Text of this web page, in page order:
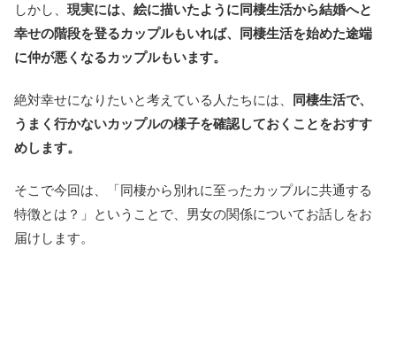
しかし、 現実には、絵に描いたように同棲生活から結婚へと
幸せの階段を登るカップルもいれば、同棲生活を始めた途端
に仲が悪くなるカップルもいます。
絶対幸せになりたいと考えている人たちには、
同棲生活で、
うまく行かないカップルの様子を確認しておくことをおすす
めします。
そこで今回は、「同棲から別れに至ったカップルに共通する
特徴とは？」ということで、男女の関係についてお話しをお
届けします。